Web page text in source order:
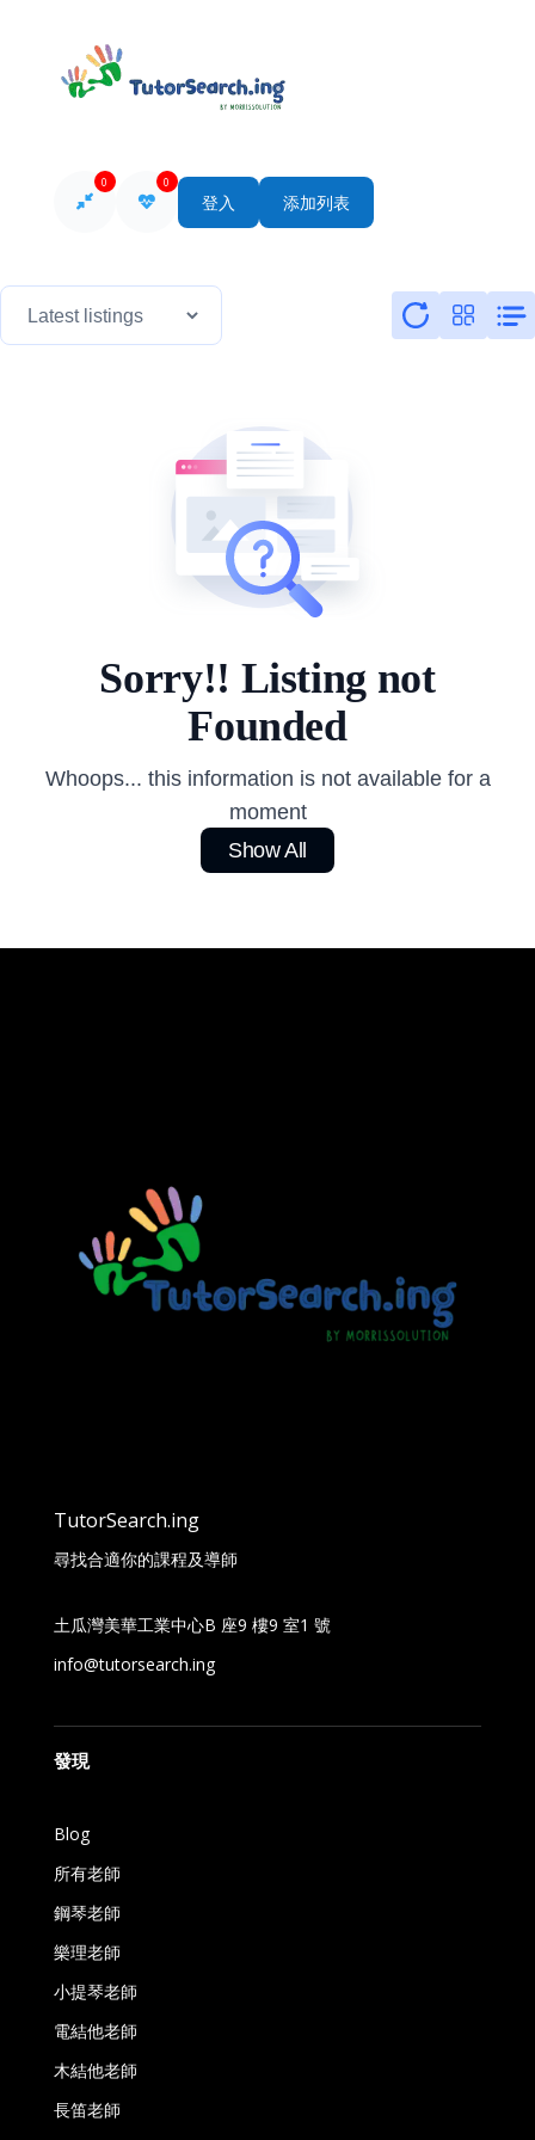
0 0
登入 添加列表
Sorry!! Listing not
Founded
Whoops... this information is not available for a
moment
Show All
TutorSearch.ing
尋找合適你的課程及導師
土瓜灣美華工業中心B 座9 樓9 室1 號
info@tutorsearch.ing
發現
Blog
所有老師
鋼琴老師
樂理老師
小提琴老師
電結他老師
木結他老師
長笛老師